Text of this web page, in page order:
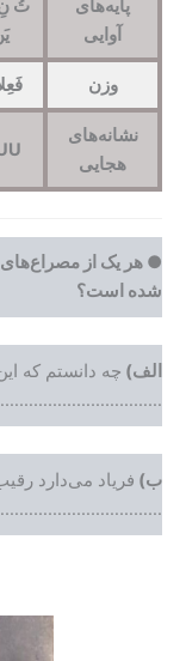
پایه‌های
آوایی
تُ
وزن
نشانه‌های
هجایی
● هر یک از مصراع‌های
شده است؟
الف) چه دانستم که
ب) فریاد می‌دارد